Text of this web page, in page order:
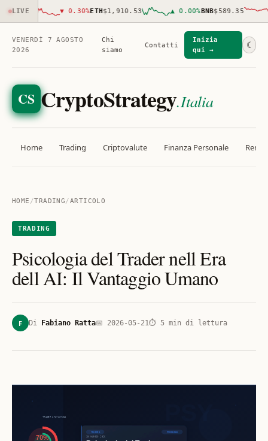
LIVE 0.30%ETH$1,910.53 ▲ 0.00%BNB$589.35
VENERDÌ 7 AGOSTO
2026
Chi
siamo
Contatti
Inizia
qui →
☾
CS CryptoStrategy.Italia
Home Trading Criptovalute Finanza Personale
HOME /TRADING/ARTICOLO
TRADING
Psicologia del Trader nell Era
dell AI: Il Vantaggio Umano
F Di Fabiano Ratta📅 2026-05-21⏱ 5 min di lettura